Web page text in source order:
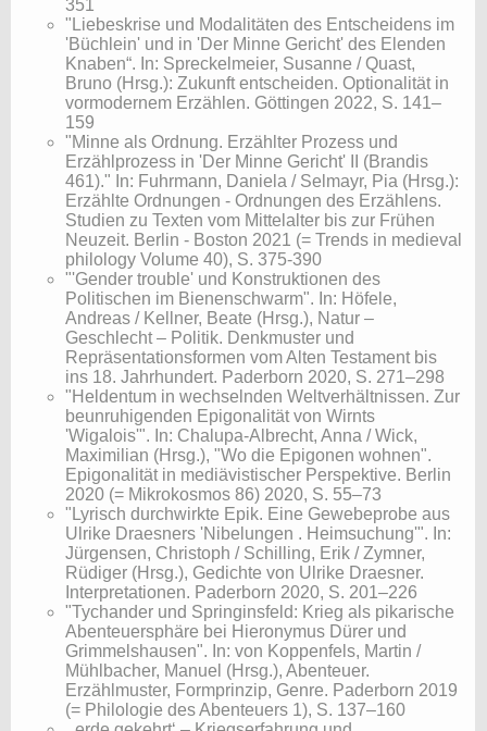
351
"Liebeskrise und Modalitäten des Entscheidens im
'Büchlein' und in 'Der Minne Gericht' des Elenden
Knaben“. In: Spreckelmeier, Susanne / Quast,
Bruno (Hrsg.): Zukunft entscheiden. Optionalität in
vormodernem Erzählen. Göttingen 2022, S. 141–
159
"Minne als Ordnung. Erzählter Prozess und
Erzählprozess in 'Der Minne Gericht' II (Brandis
461)." In: Fuhrmann, Daniela / Selmayr, Pia (Hrsg.):
Erzählte Ordnungen - Ordnungen des Erzählens.
Studien zu Texten vom Mittelalter bis zur Frühen
Neuzeit. Berlin - Boston 2021 (= Trends in medieval
philology Volume 40), S. 375-390
"'Gender trouble' und Konstruktionen des
Politischen im Bienenschwarm". In: Höfele,
Andreas / Kellner, Beate (Hrsg.), Natur –
Geschlecht – Politik. Denkmuster und
Repräsentationsformen vom Alten Testament bis
ins 18. Jahrhundert. Paderborn 2020, S. 271–298
"Heldentum in wechselnden Weltverhältnissen. Zur
beunruhigenden Epigonalität von Wirnts
'Wigalois'". In: Chalupa-Albrecht, Anna / Wick,
Maximilian (Hrsg.), "Wo die Epigonen wohnen".
Epigonalität in mediävistischer Perspektive. Berlin
2020 (= Mikrokosmos 86) 2020, S. 55–73
"Lyrisch durchwirkte Epik. Eine Gewebeprobe aus
Ulrike Draesners 'Nibelungen . Heimsuchung'". In:
Jürgensen, Christoph / Schilling, Erik / Zymner,
Rüdiger (Hrsg.), Gedichte von Ulrike Draesner.
Interpretationen. Paderborn 2020, S. 201–226
"Tychander und Springinsfeld: Krieg als pikarische
Abenteuersphäre bei Hieronymus Dürer und
Grimmelshausen". In: von Koppenfels, Martin /
Mühlbacher, Manuel (Hrsg.), Abenteuer.
Erzählmuster, Formprinzip, Genre. Paderborn 2019
(= Philologie des Abenteuers 1), S. 137–160